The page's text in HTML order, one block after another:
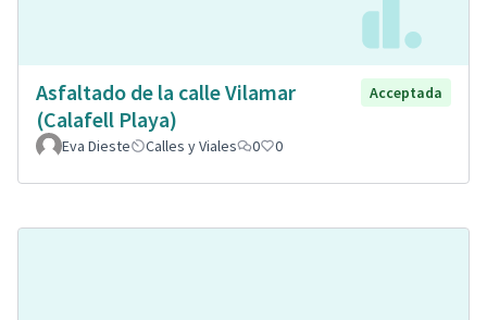
Asfaltado de la calle Vilamar
(Calafell Playa)
Acceptada
Eva Dieste Calles y Viales 0 0